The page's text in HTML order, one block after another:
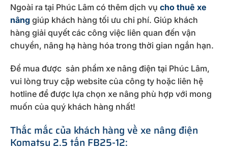
Ngoài ra tại Phúc Lâm có thêm dịch vụ cho thuê xe
nâng giúp khách hàng tối ưu chi phí. Giúp khách
hàng giải quyết các công việc liên quan đến vận
chuyển, nâng hạ hàng hóa trong thời gian ngắn hạn.
Để mua được sản phẩm xe nâng điện tại Phúc Lâm,
vui lòng truy cập website của công ty hoặc liên hệ
hotline để được lựa chọn xe nâng phù hợp với mong
muốn của quý khách hàng nhất!
Thắc mắc của khách hàng về xe nâng điện
Komatsu 2.5 tấn FB25-12: